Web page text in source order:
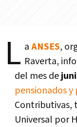
L aANSES,
Raverta,
del mes de
pensionados y
Contributivas,
Universal por